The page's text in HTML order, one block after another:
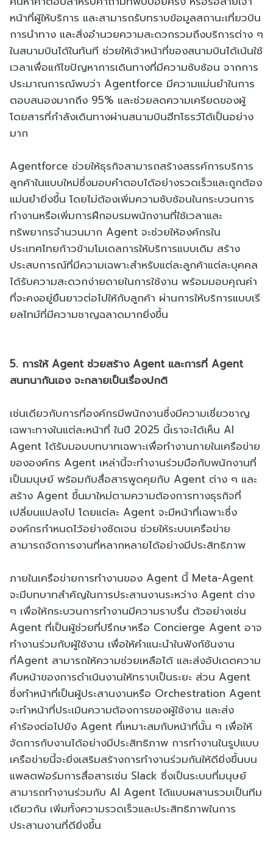
หน้าที่ผู้ให้บริการ และสามารถรับทราบข้อมูลสถานะเที่ยวบิน
การนำทาง และสิ่งอำนวยความสะดวกรวมถึงบริการต่าง ๆ
ในสนามบินได้ในทันที ช่วยให้เจ้าหน้าที่ของสนามบินได้เน้นใช้
เวลาเพื่อแก้ไขปัญหาการเดินทางที่มีความซับซ้อน จากการ
ประมาณการณ์พบว่า Agentforce มีความแม่นยำในการ
ตอบสนองมากถึง 95% และช่วยลดความเครียดของผู้
โดยสารที่กำลังเดินทางผ่านสนามบินฮีทโธรว์ได้เป็นอย่าง
มาก
Agentforce ช่วยให้ธุรกิจสามารถสร้างสรรค์การบริการ
ลูกค้าในแบบใหม่ซึ่งมอบคำตอบได้อย่างรวดเร็วและถูกต้อง
แม่นยำยิ่งขึ้น โดยไม่ต้องเพิ่มความซับซ้อนในกระบวนการ
ทำงานหรือเพิ่มการฝึกอบรมพนักงานที่ใช้เวลาและ
ทรัพยากรจำนวนมาก Agent จะช่วยให้องค์กรใน
ประเทศไทยก้าวข้ามโมเดลการให้บริการแบบเดิม สร้าง
ประสบการณ์ที่มีความเฉพาะสำหรับแต่ละลูกค้าแต่ละบุคคล
ได้รับความสะดวกง่ายดายในการใช้งาน พร้อมมอบคุณค่า
ที่จะคงอยู่ยืนยาวต่อไปให้กับลูกค้า ผ่านการให้บริการแบบเรี
ยลไทม์ที่มีความชาญฉลาดมากยิ่งขึ้น
5. การให้ Agent ช่วยสร้าง Agent และการที่ Agent
สนทนากันเอง จะกลายเป็นเรื่องปกติ
เช่นเดียวกับการที่องค์กรมีพนักงานซึ่งมีความเชี่ยวชาญ
เฉพาะทางในแต่ละหน้าที่ ในปี 2025 นี้เราจะได้เห็น AI
Agent ได้รับมอบบทบาทเฉพาะเพื่อทำงานภายในเครือข่าย
ขององค์กร Agent เหล่านี้จะทำงานร่วมมือกับพนักงานที่
เป็นมนุษย์ พร้อมกับสื่อสารพูดคุยกับ Agent ต่าง ๆ และ
สร้าง Agent ขึ้นมาใหม่ตามความต้องการทางธุรกิจที่
เปลี่ยนแปลงไป โดยแต่ละ Agent จะมีหน้าที่เฉพาะซึ่ง
องค์กรกำหนดไว้อย่างชัดเจน ช่วยให้ระบบเครือข่าย
สามารถจัดการงานที่หลากหลายได้อย่างมีประสิทธิภาพ
ภายในเครือข่ายการทำงานของ Agent นี้ Meta-Agent
จะมีบทบาทสำคัญในการประสานงานระหว่าง Agent ต่าง
ๆ เพื่อให้กระบวนการทำงานมีความราบรื่น ตัวอย่างเช่น
Agent ที่เป็นผู้ช่วยที่ปรึกษาหรือ Concierge Agent อาจ
ทำงานร่วมกับผู้ใช้งาน เพื่อให้คำแนะนำในฟังก์ชันงาน
ที่Agent สามารถให้ความช่วยเหลือได้ และส่งอัปเดตความ
คืบหน้าของการดำเนินงานให้ทราบเป็นระยะ ส่วน Agent
‎ซึ่งทำหน้าที่เป็นผู้ประสานงานหรือ Orchestration Agent
จะทำหน้าที่ประเมินความต้องการของผู้ใช้งาน และส่ง
คำร้องต่อไปยัง Agent ที่เหมาะสมกับหน้าที่นั้น ๆ เพื่อให้
จัดการกับงานได้อย่างมีประสิทธิภาพ การทำงานในรูปแบบ
เครือข่ายนี้จะยิ่งเสริมสร้างการทำงานร่วมกันให้ดียิ่งขึ้นบน
แพลตฟอร์มการสื่อสารเช่น Slack ซึ่งเป็นระบบที่มนุษย์
สามารถทำงานร่วมกับ AI Agent ได้แบบผสานรวมเป็นทีม
เดียวกัน เพิ่มทั้งความรวดเร็วและประสิทธิภาพในการ
ประสานงานที่ดียิ่งขึ้น